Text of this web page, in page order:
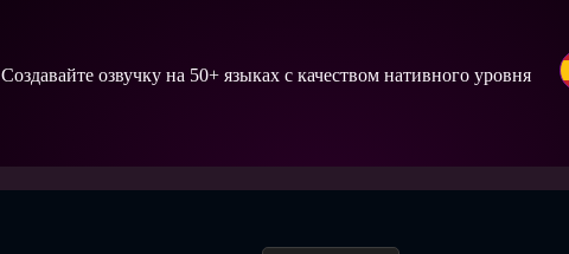
Создавайте озвучку на 50+ языках с качеством нативного уровня